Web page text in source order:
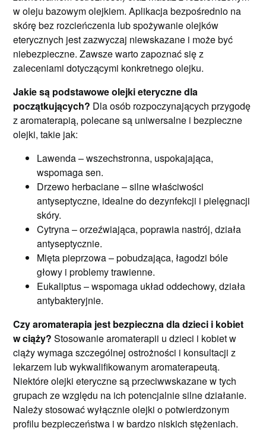
w oleju bazowym olejkiem. Aplikacja bezpośrednio na
skórę bez rozcieńczenia lub spożywanie olejków
eterycznych jest zazwyczaj niewskazane i może być
niebezpieczne. Zawsze warto zapoznać się z
zaleceniami dotyczącymi konkretnego olejku.
Jakie są podstawowe olejki eteryczne dla
początkujących? Dla osób rozpoczynających przygodę
z aromaterapią, polecane są uniwersalne i bezpieczne
olejki, takie jak:
Lawenda – wszechstronna, uspokajająca,
wspomaga sen.
Drzewo herbaciane – silne właściwości
antyseptyczne, idealne do dezynfekcji i pielęgnacji
skóry.
Cytryna – orzeźwiająca, poprawia nastrój, działa
antyseptycznie.
Mięta pieprzowa – pobudzająca, łagodzi bóle
głowy i problemy trawienne.
Eukaliptus – wspomaga układ oddechowy, działa
antybakteryjnie.
Czy aromaterapia jest bezpieczna dla dzieci i kobiet
w ciąży? Stosowanie aromaterapii u dzieci i kobiet w
ciąży wymaga szczególnej ostrożności i konsultacji z
lekarzem lub wykwalifikowanym aromaterapeutą.
Niektóre olejki eteryczne są przeciwwskazane w tych
grupach ze względu na ich potencjalnie silne działanie.
Należy stosować wyłącznie olejki o potwierdzonym
profilu bezpieczeństwa i w bardzo niskich stężeniach.